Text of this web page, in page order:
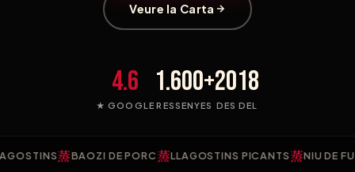
Veure la Carta
4.6
★ GOOGLE
1.600+
RESSENYES
2018
DES DEL
蒸BAOZI DE PORC蒸LLAGOSTINS PICANTS蒸NIU DE FULLA